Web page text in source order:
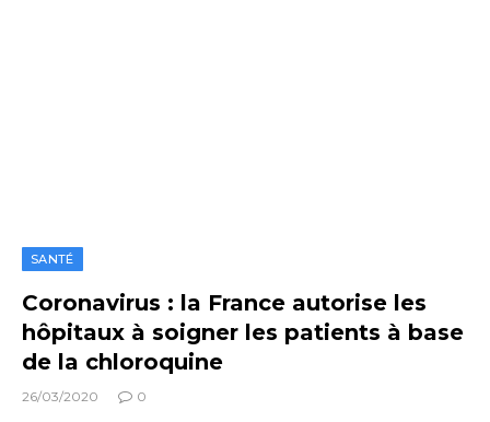
SANTÉ
Coronavirus : la France autorise les
hôpitaux à soigner les patients à base
de la chloroquine
26/03/2020 0